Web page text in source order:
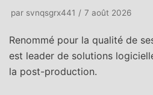
par svnqsgrx441 7 août 2026
Renommé pour la qualité de
est leader de solutions
la post-production.